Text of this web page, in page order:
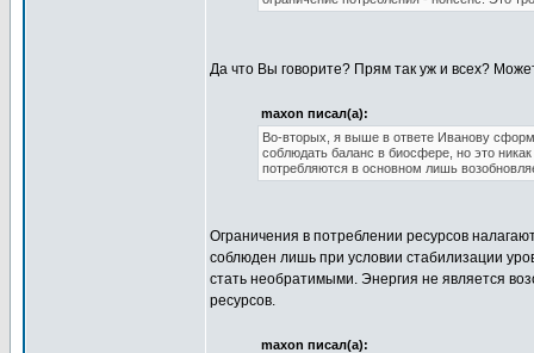
Да что Вы говорите? Прям так уж и всех?
maxon писал(а):
Во-вторых, я выше в ответе Иванову
соблюдать баланс в биосфере, но это
потребляются в основном лишь
Ограничения в потреблении ресурсов
соблюден лишь при условии стабилизации
стать необратимыми. Энергия не является
ресурсов.
maxon писал(а):